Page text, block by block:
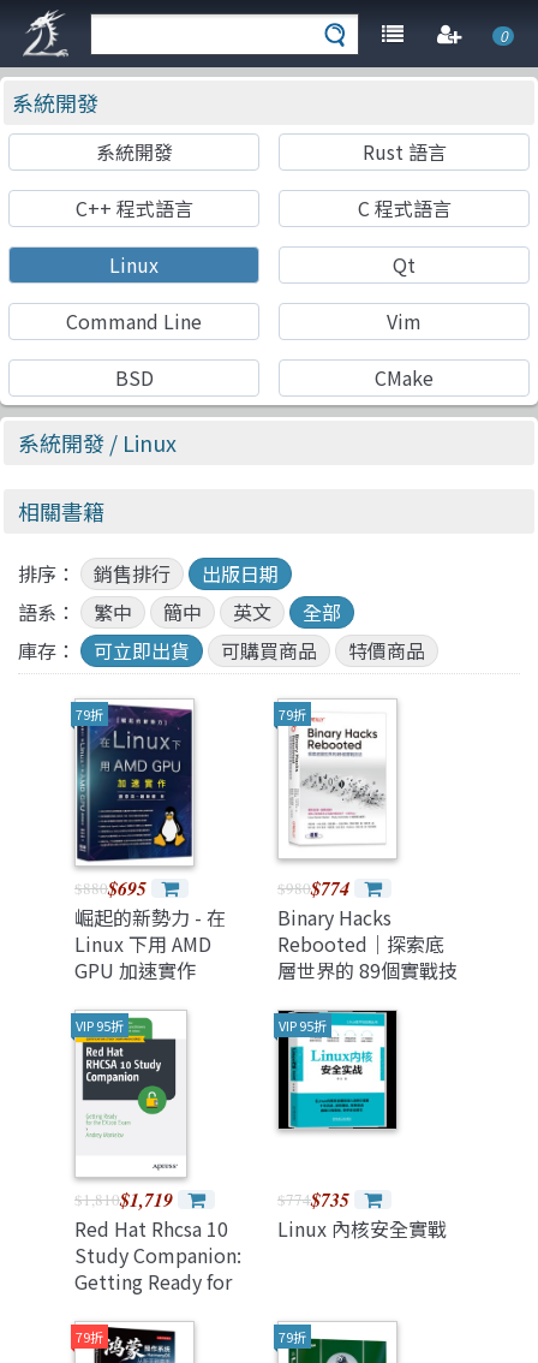
0
系統開發
系統開發
Rust 語言
C++ 程式語言
C 程式語言
Linux
Qt
Command Line
Vim
BSD
CMake
系統開發/ Linux
相關書籍
排序： 銷售排行
出版日期
語系：
繁中 簡中 英文
全部
庫存：
可立即出貨 可購買商品 特價商品
79折
$880$695
崛起的新勢力 - 在
Linux 下用 AMD
GPU 加速實作
79折
$980$774
Binary Hacks
Rebooted｜探索底
層世界的 89個實戰技
Rebooted —低レイ
ヤの世界を探検する
テクニック89選)
VIP 95折
$1,810$1,719
Red Hat Rhcsa 10
Study Companion:
Getting Ready for
VIP 95折
$774$735
Linux 內核安全實戰
79折 79折